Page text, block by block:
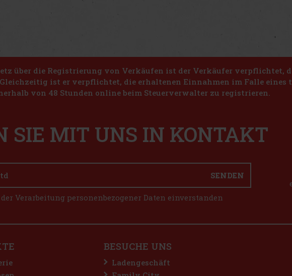
über die Registrierung von Verkäufen ist der Verkäufer verpflichtet,
ist er verpflichtet, die erhaltenen Einnahmen im Falle eines
von 48 Stunden online beim Steuerverwalter zu registrieren.
SIE MIT UNS IN KONTAKT
SENDEN
Verarbeitung personenbezogener Daten einverstanden
BESUCHE UNS
Ladengeschäft